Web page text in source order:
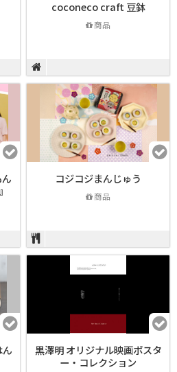
coconeco craft 豆鉢
商品
コジコジまんじゅう
商品
黒澤明 オリジナル映画ポスタ
ー・コレクション